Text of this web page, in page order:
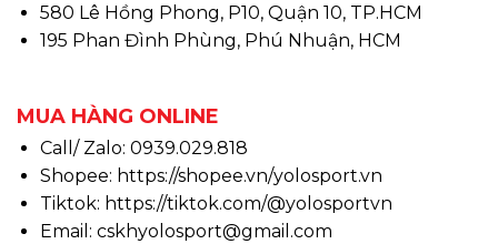
580 Lê Hồng Phong, P10, Quận 10, TP.HCM
195 Phan Đình Phùng, Phú Nhuận, HCM
MUA HÀNG ONLINE
Call/ Zalo: 0939.029.818
Shopee: https://shopee.vn/yolosport.vn
Tiktok: https://tiktok.com/@yolosportvn
Email: cskhyolosport@gmail.com